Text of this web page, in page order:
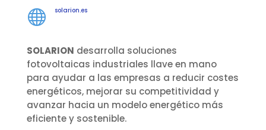
 solarion.es
SOLARION desarrolla soluciones
fotovoltaicas industriales llave en mano
para ayudar a las empresas a reducir costes
energéticos, mejorar su competitividad y
avanzar hacia un modelo energético más
eficiente y sostenible.